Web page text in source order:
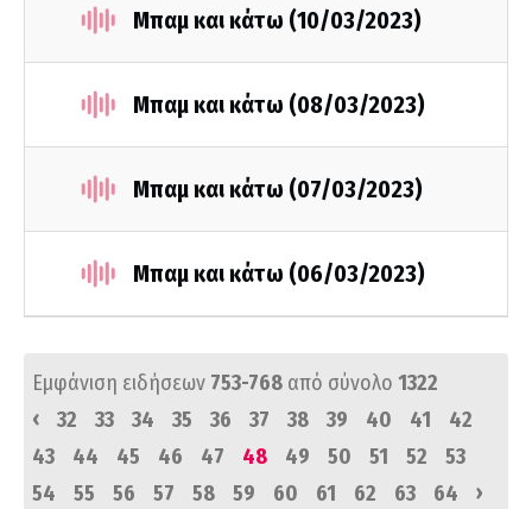
Μπαμ και κάτω (10/03/2023)
Μπαμ και κάτω (08/03/2023)
Μπαμ και κάτω (07/03/2023)
Μπαμ και κάτω (06/03/2023)
Εμφάνιση ειδήσεων 753-768 από σύνολο 1322
‹
32 33 34 35 36 37 38 39 40 41
42
43
44 45 46 47 48 49 50 51 52
53
54
55 56 57 58 59 60 61 62 63 64 ›